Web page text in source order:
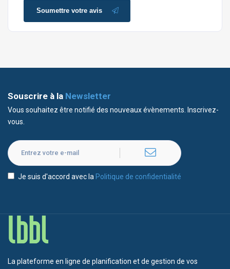
Soumettre votre avis
Souscrire à la Newsletter
Vous souhaitez être notifié des nouveaux évènements. Inscrivez-
vous.
Je suis d'accord avec la Politique de confidentialité
La plateforme en ligne de planification et de gestion de vos